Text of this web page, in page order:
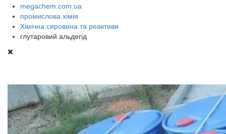
megachem.com.ua
промислова хімія
Хімічна сировина та реактиви
глутаровий альдегід